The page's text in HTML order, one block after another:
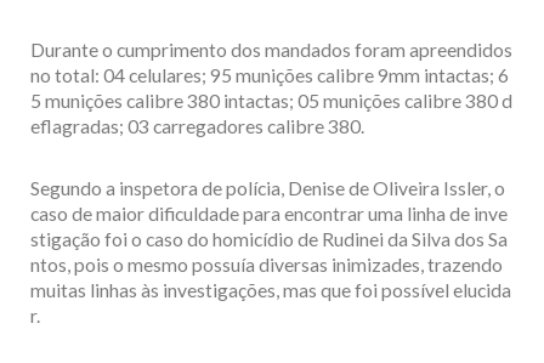
Durante o cumprimento dos mandados foram apreendidos
no total: 04 celulares; 95 munições calibre 9mm intactas; 6
5 munições calibre 380 intactas; 05 munições calibre 380 d
eflagradas; 03 carregadores calibre 380.
Segundo a inspetora de polícia, Denise de Oliveira Issler, o
caso de maior dificuldade para encontrar uma linha de inve
stigação foi o caso do homicídio de Rudinei da Silva dos Sa
ntos, pois o mesmo possuía diversas inimizades, trazendo
muitas linhas às investigações, mas que foi possível elucida
r.